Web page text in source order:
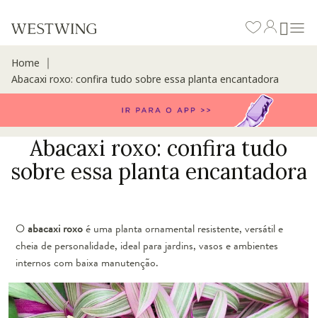
Home
Abacaxi roxo: confira tudo sobre essa planta encantadora
Abacaxi roxo: confira tudo
sobre essa planta encantadora
Oabacaxi roxoé uma planta ornamental resistente, versátil e
cheia de personalidade, ideal para jardins, vasos e ambientes
internos com baixa manutenção.